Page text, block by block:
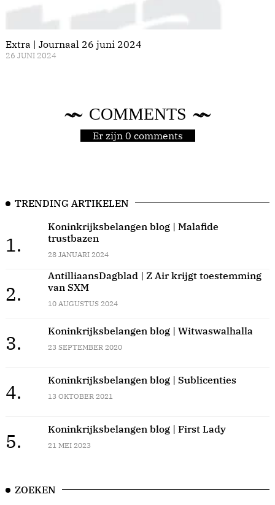
Extra | Journaal 26 juni 2024
26 JUNI 2024
COMMENTS
Er zijn 0 comments
TRENDING ARTIKELEN
1.
Koninkrijksbelangen blog | Malafide
trustbazen
28 JANUARI 2024
2.
AntilliaansDagblad | Z Air krijgt toestemming
van SXM
10 AUGUSTUS 2024
3.
Koninkrijksbelangen blog | Witwaswalhalla
23 SEPTEMBER 2020
4.
Koninkrijksbelangen blog | Sublicenties
13 OKTOBER 2021
5.
Koninkrijksbelangen blog | First Lady
21 MEI 2023
ZOEKEN